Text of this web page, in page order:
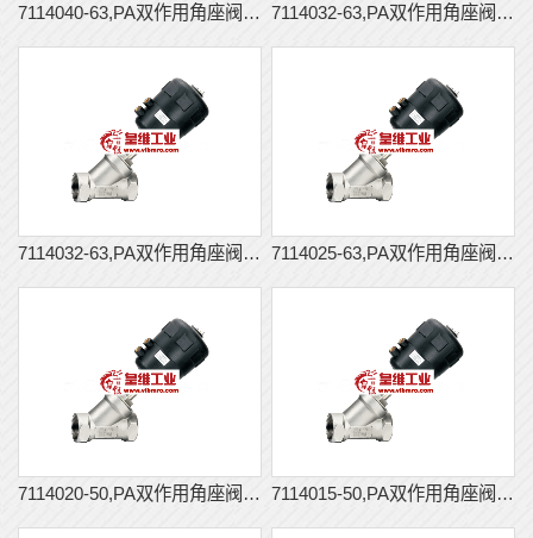
7114040-63,PA双作用角座阀,... 7114032-63,PA双作用角座阀,...
7114032-63,PA双作用角座阀,... 7114025-63,PA双作用角座阀,...
7114020-50,PA双作用角座阀,... 7114015-50,PA双作用角座阀,...